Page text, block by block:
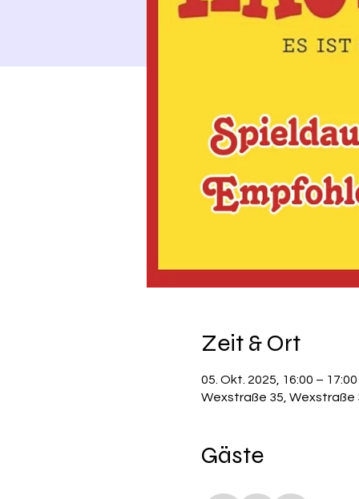
Zeit & Ort
05. Okt. 2025, 16:00 – 17:00
Wexstraße 35, Wexstraße
Gäste